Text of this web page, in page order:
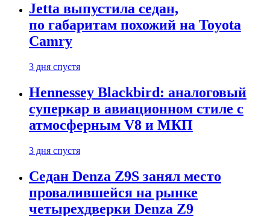
Jetta выпустила седан,
по габаритам похожий на Toyota
Camry
3 дня спустя
Hennessey Blackbird: аналоговый
суперкар в авиационном стиле с
атмосферным V8 и МКП
3 дня спустя
Седан Denza Z9S занял место
провалившейся на рынке
четырехдверки Denza Z9